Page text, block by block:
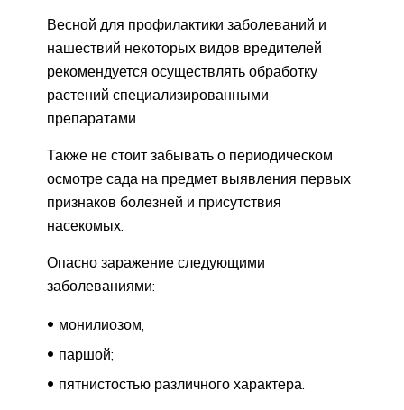
Весной для профилактики заболеваний и
нашествий некоторых видов вредителей
рекомендуется осуществлять обработку
растений специализированными
препаратами.
Также не стоит забывать о периодическом
осмотре сада на предмет выявления первых
признаков болезней и присутствия
насекомых.
Опасно заражение следующими
заболеваниями:
монилиозом;
паршой;
пятнистостью различного характера.